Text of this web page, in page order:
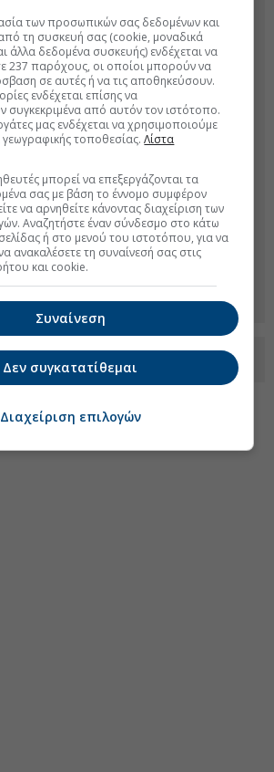
euro2day.gr στο Discover
των προσωπικών σας δεδομένων και
τη συσκευή σας (cookie, μοναδικά
άλλα δεδομένα συσκευής) ενδέχεται να
237 παρόχους, οι οποίοι μπορούν να
σε αυτές ή να τις αποθηκεύσουν.
ενδέχεται επίσης να
συγκεκριμένα από αυτόν τον ιστότοπο.
μας ενδέχεται να χρησιμοποιούμε
γεωγραφικής τοποθεσίας.Λίστα
μπορεί να επεξεργάζονται τα
σας με βάση το έννομο συμφέρον
να αρνηθείτε κάνοντας διαχείριση των
Αναζητήστε έναν σύνδεσμο στο κάτω
ή στο μενού του ιστοτόπου, για να
ανακαλέσετε τη συναίνεσή σας στις
και cookie.
Συναίνεση
Δεν συγκατατίθεμαι
Διαχείριση επιλογών